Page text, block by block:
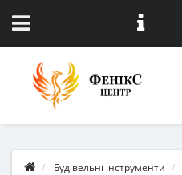
Будівельні інструменти